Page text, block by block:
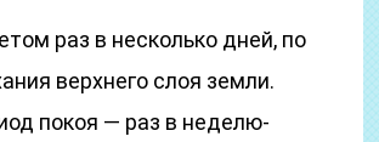
раз в несколько дней, по
верхнего слоя земли.
покоя — раз в неделю-